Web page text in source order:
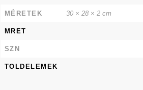
MÉRETEK 30 × 28 × 2 cm
MRET
SZN
TOLDELEMEK